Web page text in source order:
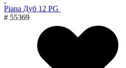
Piana Дуб 12 PG
# 55369